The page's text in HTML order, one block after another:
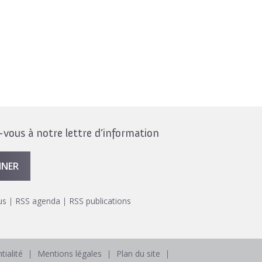
à notre lettre d’information
RSS agenda RSS publications
Mentions légales Plan du site